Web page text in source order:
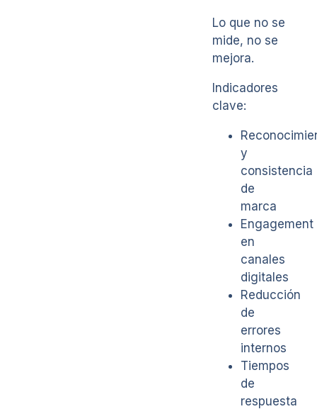
Lo que no se
mide, no se
mejora.
Indicadores
clave:
y
consistencia
de
marca
Engagement
en
canales
digitales
Reducción
de
errores
internos
Tiempos
de
respuesta